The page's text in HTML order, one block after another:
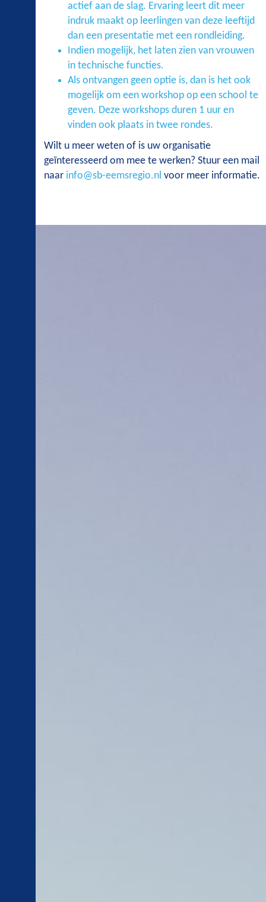
actief aan de slag. Ervaring leert dit meer
indruk maakt op leerlingen van deze leeftijd
dan een presentatie met een rondleiding.
Indien mogelijk, het laten zien van vrouwen
in technische functies.
Als ontvangen geen optie is, dan is het ook
mogelijk om een workshop op een school te
geven. Deze workshops duren 1 uur en
vinden ook plaats in twee rondes.
Wilt u meer weten of is uw organisatie
geïnteresseerd om mee te werken? Stuur een mail
naar info@sb-eemsregio.nl voor meer informatie.